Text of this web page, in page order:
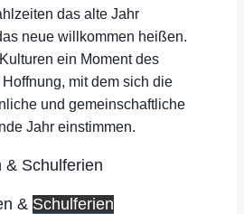
das alte Jahr
neue willkommen heißen.
ein Moment des
mit dem sich die
und gemeinschaftliche
Jahr einstimmen.
& Schulferien